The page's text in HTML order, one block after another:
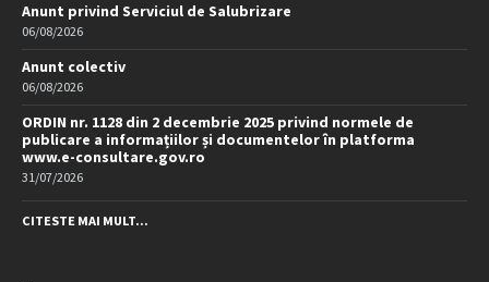
Anunt privind Serviciul de Salubrizare
06/08/2026
Anunt colectiv
06/08/2026
ORDIN nr. 1128 din 2 decembrie 2025 privind normele de
publicare a informațiilor și documentelor în platforma
www.e-consultare.gov.ro
31/07/2026
CITESTE MAI MULT...